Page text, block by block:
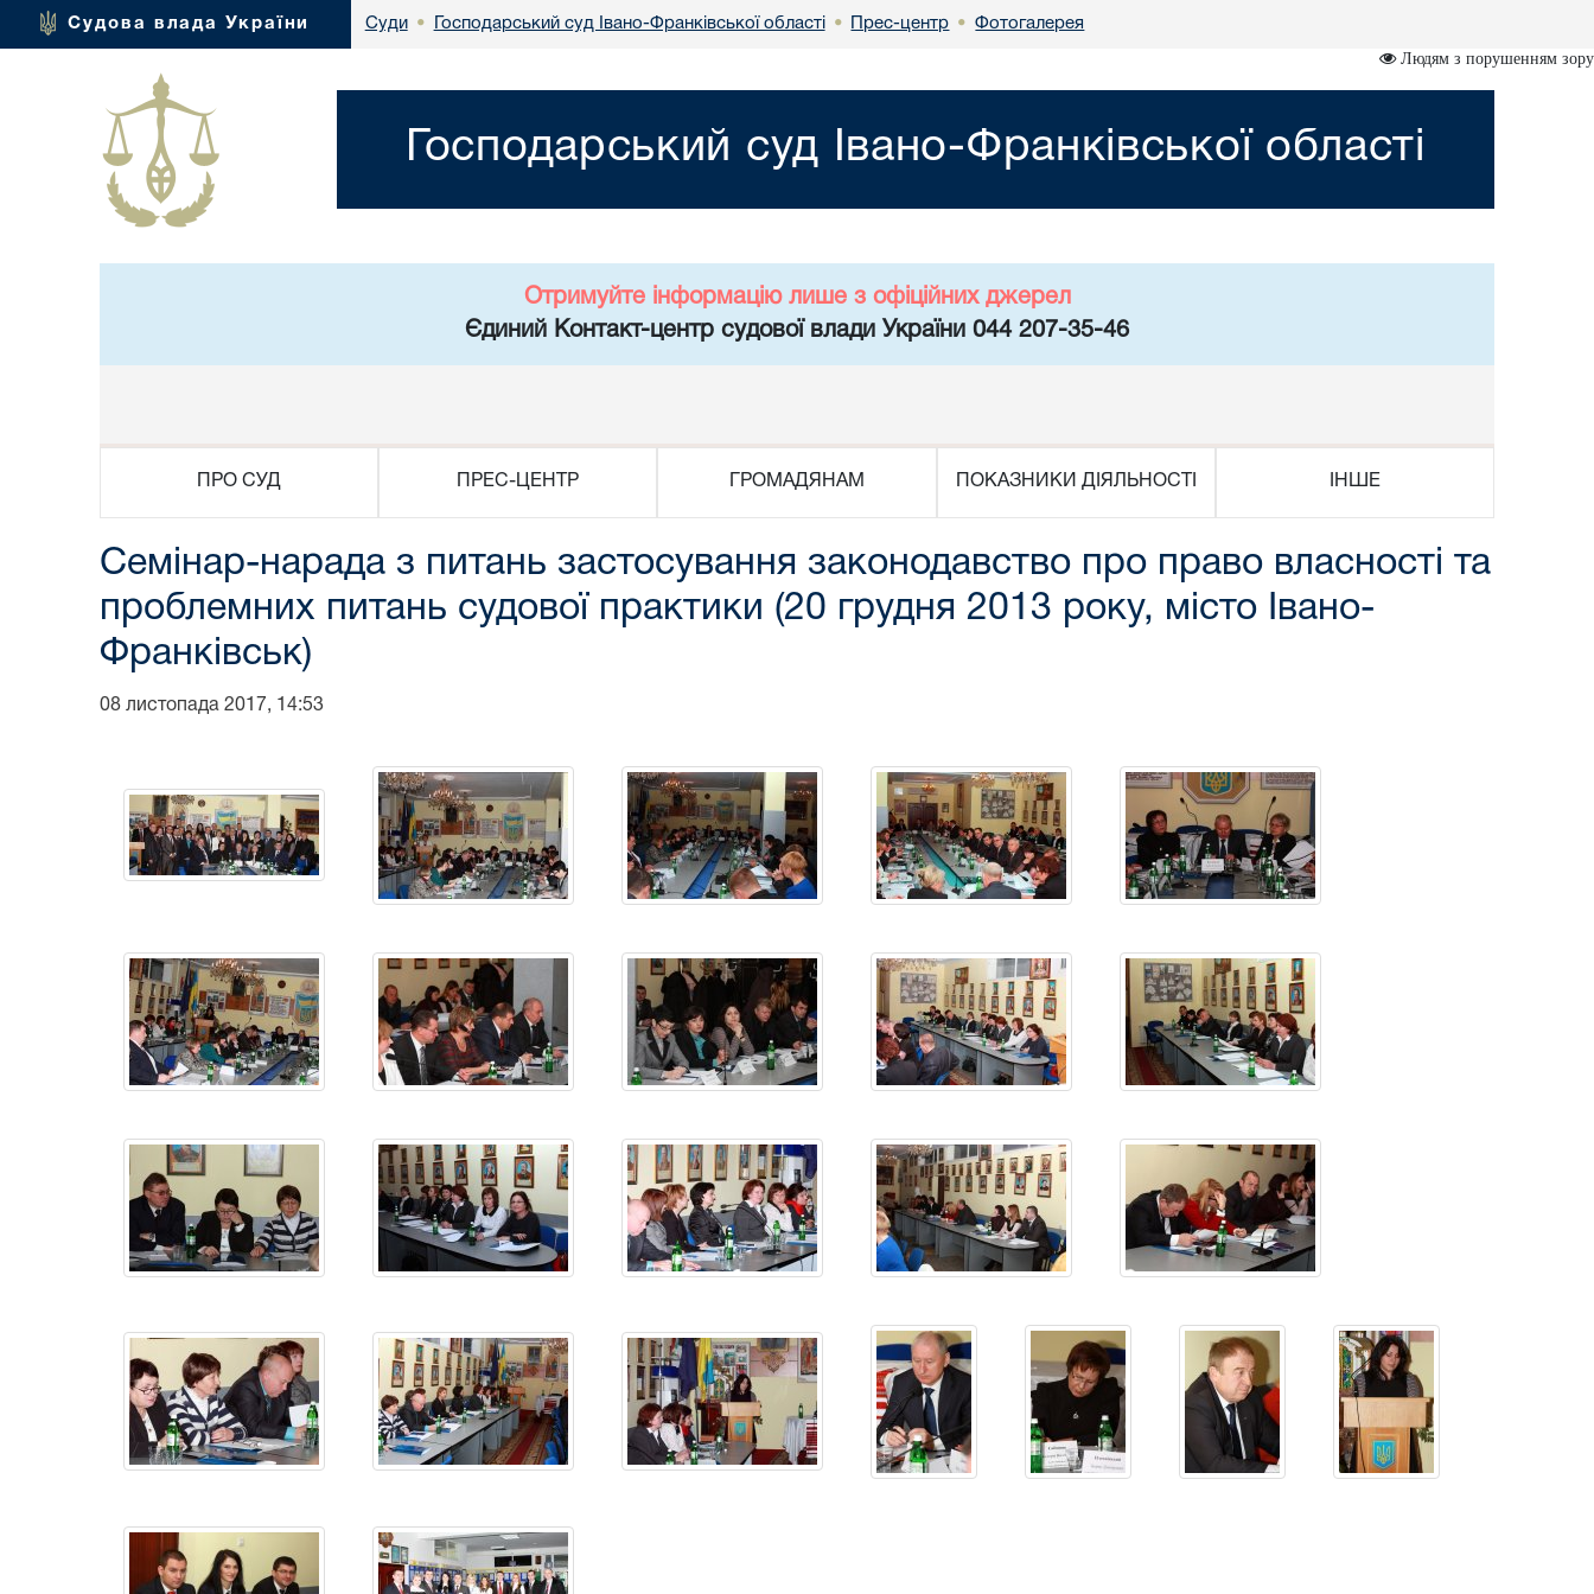
Судова влада України Суди • Господарський суд Івано-Франківської області • Прес-центр • Фотогалерея
Людям з порушенням зору
Господарський суд Івано-Франківської області
Отримуйте інформацію лише з офіційних джерел
Єдиний Контакт-центр судової влади України 044 207-35-46
ПРО СУД ПРЕС-ЦЕНТР ГРОМАДЯНАМ ПОКАЗНИКИ ДІЯЛЬНОСТІ ІНШЕ
Семінар-нарада з питань застосування законодавство про право власності та
проблемних питань судової практики (20 грудня 2013 року, місто Івано-
Франківськ)
08 листопада 2017, 14:53